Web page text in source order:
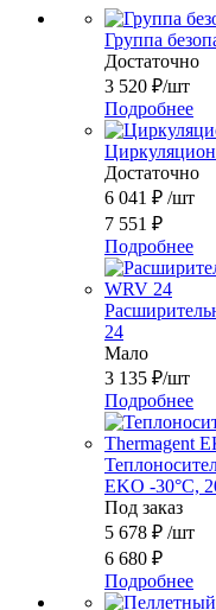
Группа
Достаточно
3 520 ₽/шт
Подробнее
Достаточно
6 041 ₽ /шт
7 551 ₽
Подробнее
24
Мало
3 135 ₽/шт
Подробнее
EKO -30°C,
Под заказ
5 678 ₽ /шт
6 680 ₽
Подробнее